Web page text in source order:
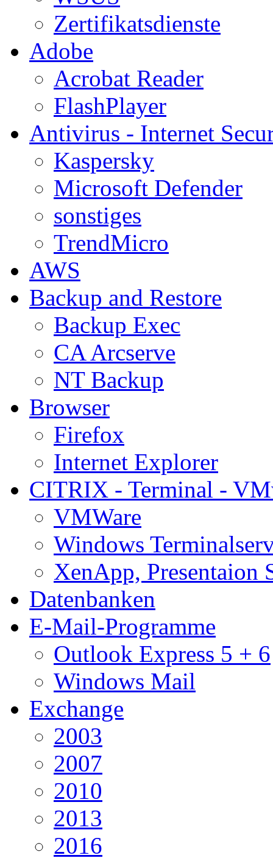
Zertifikatsdienste
Adobe
Acrobat Reader
FlashPlayer
Antivirus - Internet
Kaspersky
Microsoft Defender
sonstiges
TrendMicro
AWS
Backup and Restore
Backup Exec
CA Arcserve
NT Backup
Browser
Firefox
Internet Explorer
CITRIX - Terminal -
VMWare
Windows
XenApp, Presentaion
Datenbanken
E-Mail-Programme
Outlook Express 5 + 6
Windows Mail
Exchange
2003
2007
2010
2013
2016